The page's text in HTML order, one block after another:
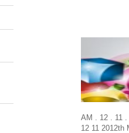
AM . 12 . 11 .
12 11 2012th